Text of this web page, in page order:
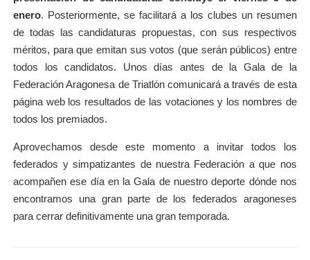
enero. Posteriormente, se facilitará a los clubes un resumen
de todas las candidaturas propuestas, con sus respectivos
méritos, para que emitan sus votos (que serán públicos) entre
todos los candidatos. Unos días antes de la Gala de la
Federación Aragonesa de Triatlón comunicará a través de esta
página web los resultados de las votaciones y los nombres de
todos los premiados.
Aprovechamos desde este momento a invitar todos los
federados y simpatizantes de nuestra Federación a que nos
acompañen ese día en la Gala de nuestro deporte dónde nos
encontramos una gran parte de los federados aragoneses
para cerrar definitivamente una gran temporada.